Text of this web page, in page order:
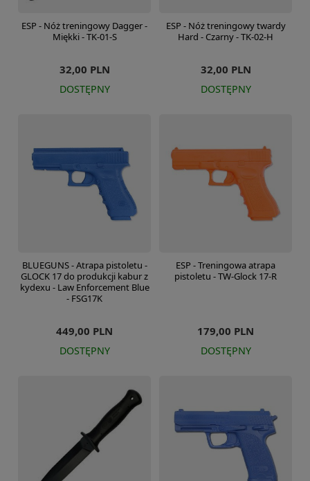
ESP - Nóż treningowy Dagger -
Miękki - TK-01-S
32,00 PLN
DOSTĘPNY
ESP - Nóż treningowy twardy
Hard - Czarny - TK-02-H
32,00 PLN
DOSTĘPNY
BLUEGUNS - Atrapa pistoletu -
GLOCK 17 do produkcji kabur z
kydexu - Law Enforcement Blue
- FSG17K
449,00 PLN
DOSTĘPNY
ESP - Treningowa atrapa
pistoletu - TW-Glock 17-R
179,00 PLN
DOSTĘPNY